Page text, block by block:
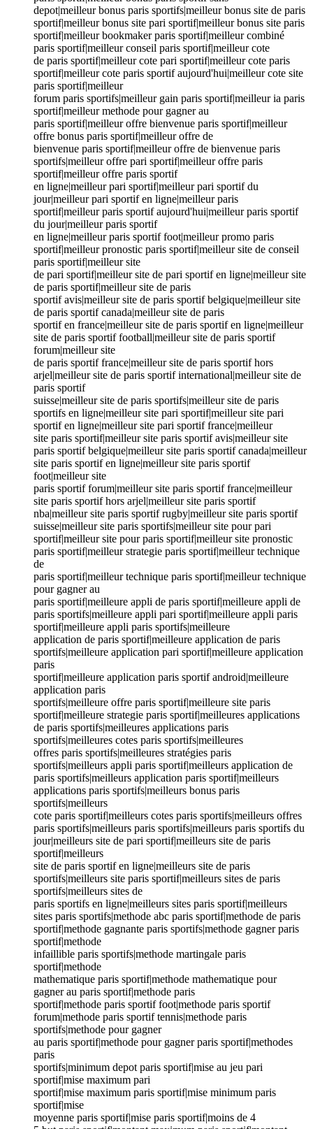
depot|meilleur bonus paris sportifs|meilleur bonus site de paris
sportif|meilleur bonus site pari sportif|meilleur bonus site paris
sportif|meilleur bookmaker paris sportif|meilleur combiné
paris sportif|meilleur conseil paris sportif|meilleur cote
de paris sportif|meilleur cote pari sportif|meilleur cote paris
sportif|meilleur cote paris sportif aujourd'hui|meilleur cote site
paris sportif|meilleur
forum paris sportifs|meilleur gain paris sportif|meilleur ia paris
sportif|meilleur methode pour gagner au
paris sportif|meilleur offre bienvenue paris sportif|meilleur
offre bonus paris sportif|meilleur offre de
bienvenue paris sportif|meilleur offre de bienvenue paris
sportifs|meilleur offre pari sportif|meilleur offre paris
sportif|meilleur offre paris sportif
en ligne|meilleur pari sportif|meilleur pari sportif du
jour|meilleur pari sportif en ligne|meilleur paris
sportif|meilleur paris sportif aujourd'hui|meilleur paris sportif
du jour|meilleur paris sportif
en ligne|meilleur paris sportif foot|meilleur promo paris
sportif|meilleur pronostic paris sportif|meilleur site de conseil
paris sportif|meilleur site
de pari sportif|meilleur site de pari sportif en ligne|meilleur site
de paris sportif|meilleur site de paris
sportif avis|meilleur site de paris sportif belgique|meilleur site
de paris sportif canada|meilleur site de paris
sportif en france|meilleur site de paris sportif en ligne|meilleur
site de paris sportif football|meilleur site de paris sportif
forum|meilleur site
de paris sportif france|meilleur site de paris sportif hors
arjel|meilleur site de paris sportif international|meilleur site de
paris sportif
suisse|meilleur site de paris sportifs|meilleur site de paris
sportifs en ligne|meilleur site pari sportif|meilleur site pari
sportif en ligne|meilleur site pari sportif france|meilleur
site paris sportif|meilleur site paris sportif avis|meilleur site
paris sportif belgique|meilleur site paris sportif canada|meilleur
site paris sportif en ligne|meilleur site paris sportif
foot|meilleur site
paris sportif forum|meilleur site paris sportif france|meilleur
site paris sportif hors arjel|meilleur site paris sportif
nba|meilleur site paris sportif rugby|meilleur site paris sportif
suisse|meilleur site paris sportifs|meilleur site pour pari
sportif|meilleur site pour paris sportif|meilleur site pronostic
paris sportif|meilleur strategie paris sportif|meilleur technique
de
paris sportif|meilleur technique paris sportif|meilleur technique
pour gagner au
paris sportif|meilleure appli de paris sportif|meilleure appli de
paris sportifs|meilleure appli pari sportif|meilleure appli paris
sportif|meilleure appli paris sportifs|meilleure
application de paris sportif|meilleure application de paris
sportifs|meilleure application pari sportif|meilleure application
paris
sportif|meilleure application paris sportif android|meilleure
application paris
sportifs|meilleure offre paris sportif|meilleure site paris
sportif|meilleure strategie paris sportif|meilleures applications
de paris sportifs|meilleures applications paris
sportifs|meilleures cotes paris sportifs|meilleures
offres paris sportifs|meilleures stratégies paris
sportifs|meilleurs appli paris sportif|meilleurs application de
paris sportifs|meilleurs application paris sportif|meilleurs
applications paris sportifs|meilleurs bonus paris
sportifs|meilleurs
cote paris sportif|meilleurs cotes paris sportifs|meilleurs offres
paris sportifs|meilleurs paris sportifs|meilleurs paris sportifs du
jour|meilleurs site de pari sportif|meilleurs site de paris
sportif|meilleurs
site de paris sportif en ligne|meilleurs site de paris
sportifs|meilleurs site paris sportif|meilleurs sites de paris
sportifs|meilleurs sites de
paris sportifs en ligne|meilleurs sites paris sportif|meilleurs
sites paris sportifs|methode abc paris sportif|methode de paris
sportif|methode gagnante paris sportifs|methode gagner paris
sportif|methode
infaillible paris sportifs|methode martingale paris
sportif|methode
mathematique paris sportif|methode mathematique pour
gagner au paris sportif|methode paris
sportif|methode paris sportif foot|methode paris sportif
forum|methode paris sportif tennis|methode paris
sportifs|methode pour gagner
au paris sportif|methode pour gagner paris sportif|methodes
paris
sportifs|minimum depot paris sportif|mise au jeu pari
sportif|mise maximum pari
sportif|mise maximum paris sportif|mise minimum paris
sportif|mise
moyenne paris sportif|mise paris sportif|moins de 4